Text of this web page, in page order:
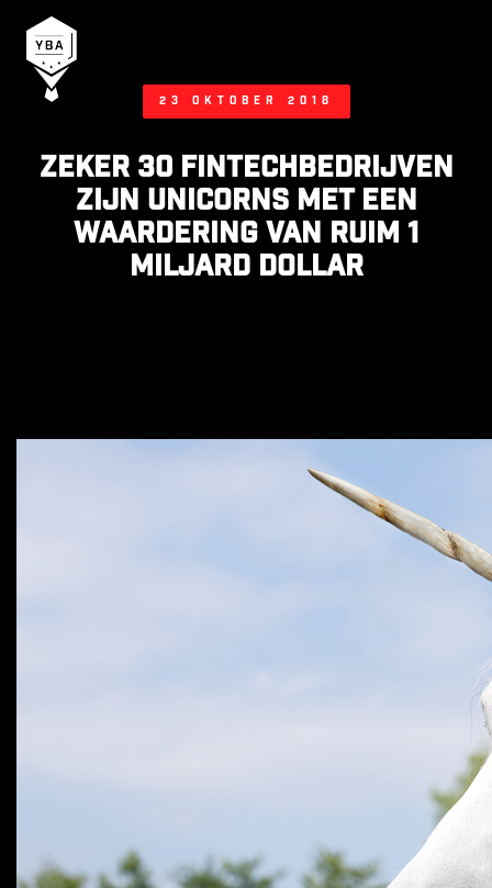
Young Business Award
23 oktober 2018
Zeker 30 fintechbedrijven
zijn unicorns met een
waardering van ruim 1
miljard dollar